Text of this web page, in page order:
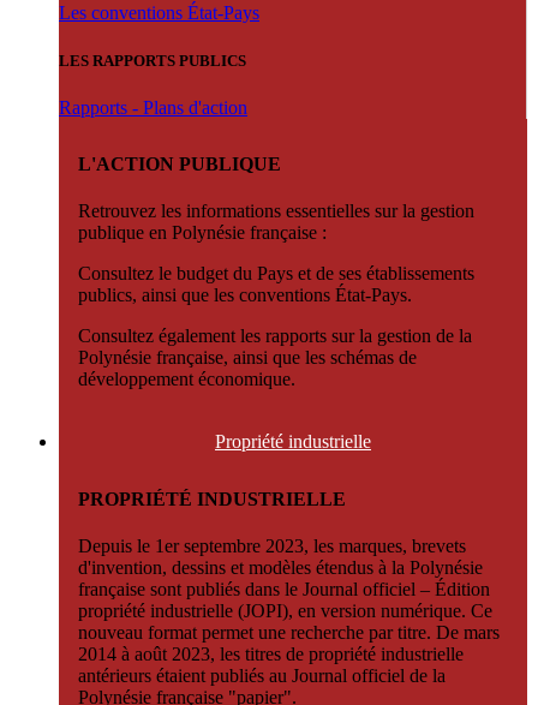
Les conventions État-Pays
LES RAPPORTS PUBLICS
Rapports - Plans d'action
L'ACTION PUBLIQUE
Retrouvez les informations essentielles sur la gestion
publique en Polynésie française :
Consultez le budget du Pays et de ses établissements
publics, ainsi que les conventions État-Pays.
Consultez également les rapports sur la gestion de la
Polynésie française, ainsi que les schémas de
développement économique.
Propriété industrielle
PROPRIÉTÉ INDUSTRIELLE
Depuis le 1er septembre 2023, les marques, brevets
d'invention, dessins et modèles étendus à la Polynésie
française sont publiés dans le Journal officiel – Édition
propriété industrielle (JOPI), en version numérique. Ce
nouveau format permet une recherche par titre. De mars
2014 à août 2023, les titres de propriété industrielle
antérieurs étaient publiés au Journal officiel de la
Polynésie française "papier".